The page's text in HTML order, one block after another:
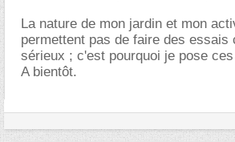
La nature de mon jardin et mon
permettent pas de faire des essais
sérieux ; c'est pourquoi je pose
A bientôt.